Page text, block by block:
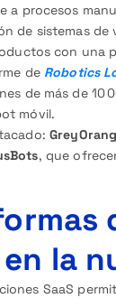
a procesos
de sistemas
con una
de Robotics
de más de 10
móvil.
, que
la
SaaS